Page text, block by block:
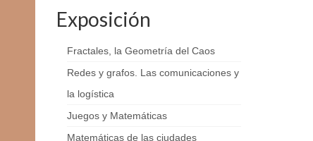
Exposición
Fractales, la Geometría del Caos
Redes y grafos. Las comunicaciones y
la logística
Juegos y Matemáticas
Matemáticas de las ciudades